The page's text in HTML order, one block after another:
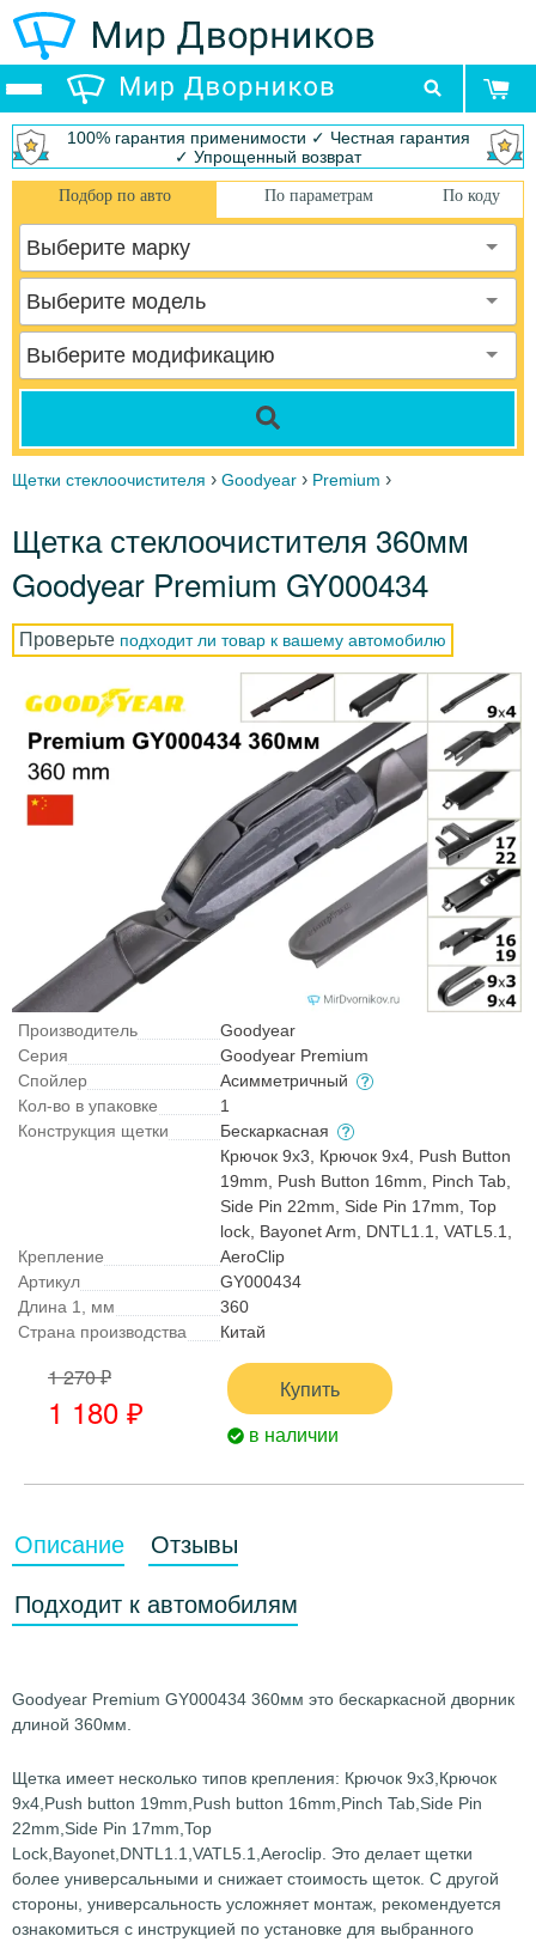
100% гарантия применимости ✓ Честная гарантия
✓ Упрощенный возврат
Подбор по авто По параметрам По коду
Выберите марку
Выберите модель
Выберите модификацию
Щетки стеклоочистителя › Goodyear › Premium ›
Щетка стеклоочистителя 360мм
Goodyear Premium GY000434
Проверьте подходит ли товар к вашему автомобилю
Производитель
Goodyear
Серия
Goodyear Premium
Спойлер
Асимметричный
Кол-во в упаковке
1
Конструкция щетки
Бескаркасная
Крепление
Крючок 9x3, Крючок 9x4, Push Button
19mm, Push Button 16mm, Pinch Tab,
Side Pin 22mm, Side Pin 17mm, Top
lock, Bayonet Arm, DNTL1.1, VATL5.1,
AeroClip
Артикул
GY000434
Длина 1, мм
360
Страна производства
Китай
1 270 ₽
1 180 ₽
Купить
в наличии
Описание Отзывы
Подходит к автомобилям
Goodyear Premium GY000434 360мм это бескаркасной дворник
длиной 360мм.
Щетка имеет несколько типов крепления: Крючок 9х3,Крючок
9х4,Push button 19mm,Push button 16mm,Pinch Tab,Side Pin
22mm,Side Pin 17mm,Top
Lock,Bayonet,DNTL1.1,VATL5.1,Aeroclip. Это делает щетки
более универсальными и снижает стоимость щеток. С другой
стороны, универсальность усложняет монтаж, рекомендуется
ознакомиться с инструкцией по установке для выбранного